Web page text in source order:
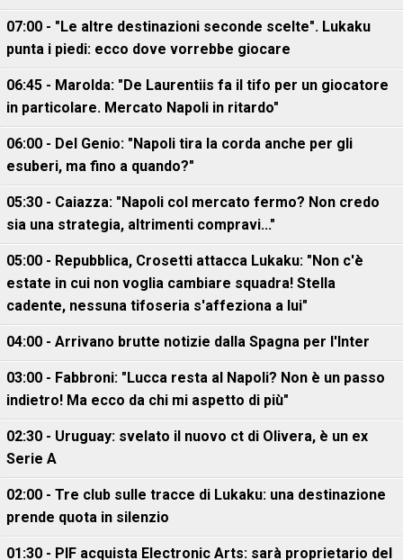
07:00 - "Le altre destinazioni seconde scelte". Lukaku
punta i piedi: ecco dove vorrebbe giocare
06:45 - Marolda: "De Laurentiis fa il tifo per un giocatore
in particolare. Mercato Napoli in ritardo"
06:00 - Del Genio: "Napoli tira la corda anche per gli
esuberi, ma fino a quando?"
05:30 - Caiazza: "Napoli col mercato fermo? Non credo
sia una strategia, altrimenti compravi..."
05:00 - Repubblica, Crosetti attacca Lukaku: "Non c'è
estate in cui non voglia cambiare squadra! Stella
cadente, nessuna tifoseria s'affeziona a lui"
04:00 - Arrivano brutte notizie dalla Spagna per l'Inter
03:00 - Fabbroni: "Lucca resta al Napoli? Non è un passo
indietro! Ma ecco da chi mi aspetto di più"
02:30 - Uruguay: svelato il nuovo ct di Olivera, è un ex
Serie A
02:00 - Tre club sulle tracce di Lukaku: una destinazione
prende quota in silenzio
01:30 - PIF acquista Electronic Arts: sarà proprietario del